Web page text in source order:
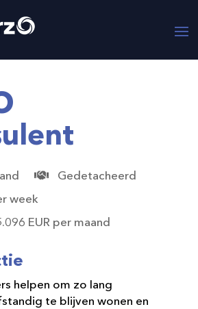
Gedetacheerd
week
EUR per maand
helpen om zo lang
te blijven wonen en